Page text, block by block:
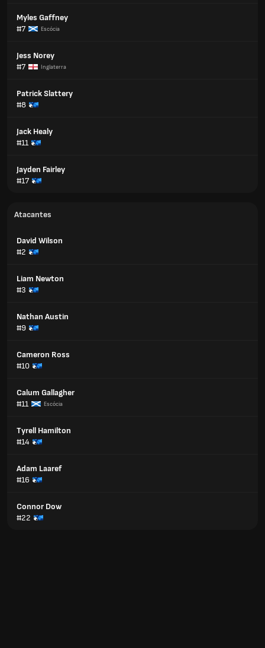
Myles Gaffney
#7
Escócia
Jess Norey
#7
Inglaterra
Patrick Slattery
#8
Jack Healy
#11
Jayden Fairley
#17
Atacantes
David Wilson
#2
Liam Newton
#3
Nathan Austin
#9
Cameron Ross
#10
Calum Gallagher
#11
Escócia
Tyrell Hamilton
#14
Adam Laaref
#16
Connor Dow
#22